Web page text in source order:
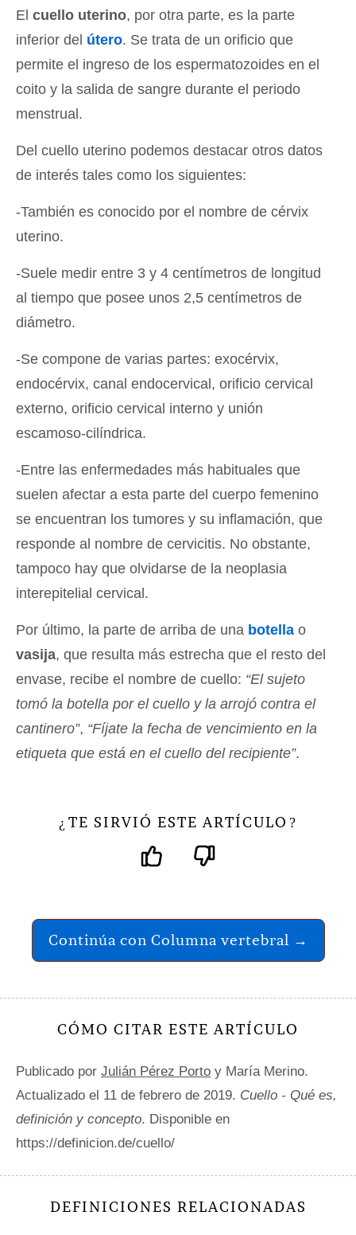
El cuello uterino, por otra parte, es la parte
inferior del útero. Se trata de un orificio que
permite el ingreso de los espermatozoides en el
coito y la salida de sangre durante el periodo
menstrual.
Del cuello uterino podemos destacar otros datos
de interés tales como los siguientes:
-También es conocido por el nombre de cérvix
uterino.
-Suele medir entre 3 y 4 centímetros de longitud
al tiempo que posee unos 2,5 centímetros de
diámetro.
-Se compone de varias partes: exocérvix,
endocérvix, canal endocervical, orificio cervical
externo, orificio cervical interno y unión
escamoso-cilíndrica.
-Entre las enfermedades más habituales que
suelen afectar a esta parte del cuerpo femenino
se encuentran los tumores y su inflamación, que
responde al nombre de cervicitis. No obstante,
tampoco hay que olvidarse de la neoplasia
interepitelial cervical.
Por último, la parte de arriba de una botella o
vasija, que resulta más estrecha que el resto del
envase, recibe el nombre de cuello: “El sujeto
tomó la botella por el cuello y la arrojó contra el
cantinero”, “Fíjate la fecha de vencimiento en la
etiqueta que está en el cuello del recipiente”.
¿ TE SIRVIÓ ESTE ARTÍCULO ?
Continúa con Columna vertebral →
CÓMO CITAR ESTE ARTÍCULO
Publicado por Julián Pérez Porto y María Merino.
Actualizado el 11 de febrero de 2019. Cuello - Qué es,
definición y concepto. Disponible en
https://definicion.de/cuello/
DEFINICIONES RELACIONADAS